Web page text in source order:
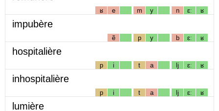
ʁ e m y n ɛː ʁ
impubère
ẽ p y b ɛː ʁ
hospitalière
p i t a lj ɛː ʁ
inhospitalière
p i t a lj ɛː ʁ
lumière